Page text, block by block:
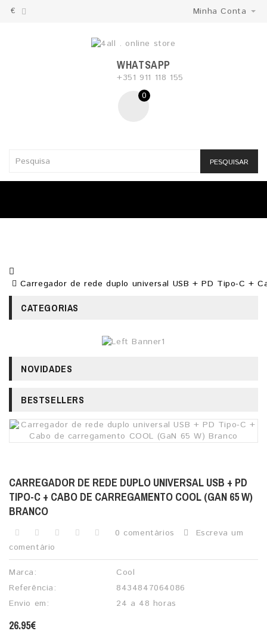
€ Minha Conta
WHATSAPP
+351 911 118 155
0
PESQUISAR
Carregador de rede duplo universal USB + PD Tipo-C +
CATEGORIAS
NOVIDADES
BESTSELLERS
CARREGADOR DE REDE DUPLO UNIVERSAL USB + PD
TIPO-C + CABO DE CARREGAMENTO COOL (GAN 65 W)
BRANCO
0 comentários
Escreva um
comentário
Marca:
Cool
Referência:
8434847064086
Envio em:
24 a 48 horas
26.95€